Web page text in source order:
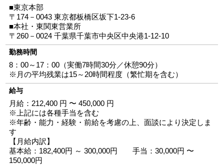
■東京本部
〒174－0043 東京都板橋区坂下1-23-6
■本社・東関東営業所
〒260－0024 千葉県千葉市中央区中央港1-12-10
勤務時間
8：00～17：00（実働7時間30分／休憩90分）
※月の平均残業は15～20時間程度（繁忙期を含む）
給与
月給：212,400 円 〜 450,000 円
※上記には各種手当を含む
※年齢・能力・経験・前給を考慮の上、面談により決定しま
す
【月給内訳】
基本給： 182,400円 ～ 300,000円 手当： 30,000円 〜
150,000円